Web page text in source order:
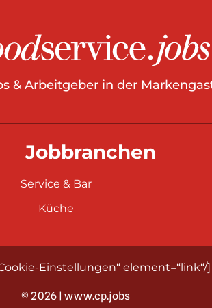
& Arbeitgeber in der
Jobbranchen
Service & Bar
Küche
Einstellungen“ element=“link“/]
© 2026 | www.cp.jobs